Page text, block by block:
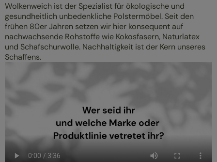
Wolkenweich ist der Spezialist für ökologische und
gesundheitlich unbedenkliche Polstermöbel. Seit den
frühen 80er Jahren setzen wir hier konsequent auf
nachwachsende Rohstoffe wie Kokosfasern, Naturlatex
und Schafschurwolle. Nachhaltigkeit ist der Kern unseres
Schaffens.